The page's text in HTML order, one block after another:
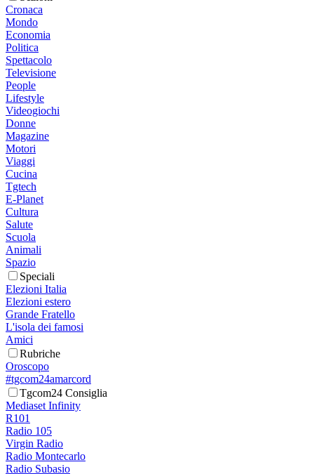
Cronaca
Mondo
Economia
Politica
Spettacolo
Televisione
People
Lifestyle
Videogiochi
Donne
Magazine
Motori
Viaggi
Cucina
Tgtech
E-Planet
Cultura
Salute
Scuola
Animali
Spazio
Speciali
Elezioni Italia
Elezioni estero
Grande Fratello
L'isola dei famosi
Amici
Rubriche
Oroscopo
#tgcom24amarcord
Tgcom24 Consiglia
Mediaset Infinity
R101
Radio 105
Virgin Radio
Radio Montecarlo
Radio Subasio